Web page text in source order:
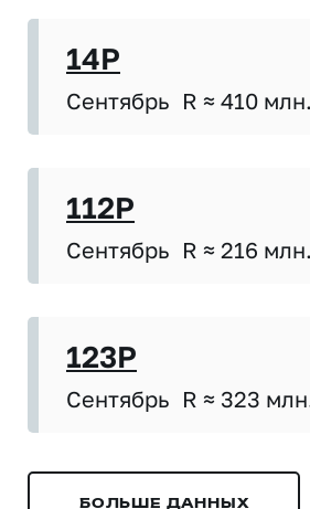
14P
Сентябрь R ≈ 410
112P
Сентябрь R ≈ 216
123P
Сентябрь R ≈ 323
БОЛЬШЕ ДАННЫХ